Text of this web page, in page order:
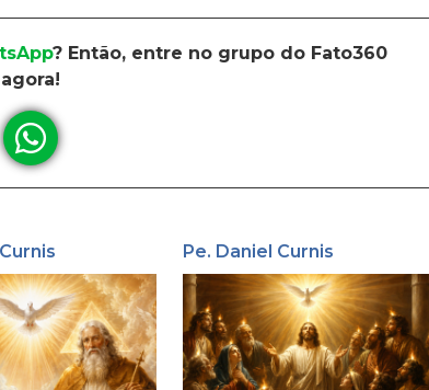
? Então, entre no grupo do Fato360
agora!
Pe. Daniel Curnis